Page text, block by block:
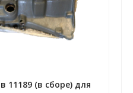
11189 (в сборе) для